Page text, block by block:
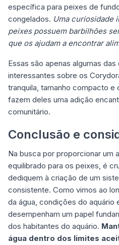
específica para peixes de
congelados. Uma curiosidade
peixes possuem barbilhões
que os ajudam a encontrar
Essas são apenas algumas
interessantes sobre os
tranquila, tamanho compacto
fazem deles uma adição
comunitário.
Conclusão e
Na busca por proporcionar um
equilibrado para os peixes, é
dediquem à criação de um
consistente. Como vimos ao
da água, condições do aquário
desempenham um papel
dos habitantes do aquário.
água dentro dos limites